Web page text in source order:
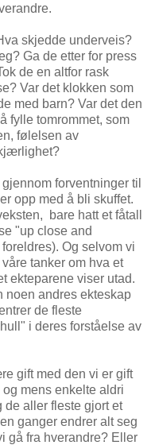
skjedde underveis?
Ga de etter for press
de en altfor rask
Var det klokken som
med barn? Var det den
fylle tomrommet, som
følelsen av
forventninger til
opp med å bli skuffet.
bare hatt et fåtall
"up close and
Og selvom vi
tanker om hva et
ekteparene viser utad.
noen andres ekteskap
de fleste
i deres forståelse av
gift med den vi er gift
mens enkelte aldri
de aller fleste gjort et
ganger endrer alt seg
gå fra hverandre? Eller